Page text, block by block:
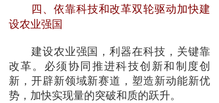
四、依靠科技和改革双轮驱动加快建
设农业强国
建设农业强国，利器在科技，关键靠
改革。必须协同推进科技创新和制度创
新，开辟新领域新赛道，塑造新动能新优
势，加快实现量的突破和质的跃升。